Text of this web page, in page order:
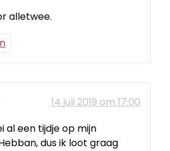
alletwee.
14 juli 2019 om 17:00
al een tijdje op mijn
dus ik loot graag